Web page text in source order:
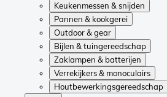
Keukenmessen & snijden
Pannen & kookgerei
Outdoor & gear
Bijlen & tuingereedschap
Zaklampen & batterijen
Verrekijkers & monoculairs
Houtbewerkingsgereedschap